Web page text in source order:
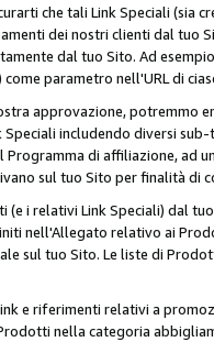
che tali Link Speciali
dei nostri clienti dal tuo
dal tuo Sito. Ad
parametro nell'URL di
approvazione,
includendo diversi sub-
di affiliazione, ad
sul tuo Sito per finalità
i relativi Link Speciali) dal
nell'Allegato relativo ai
sul tuo Sito. Le liste di
e riferimenti relativi a
nella categoria